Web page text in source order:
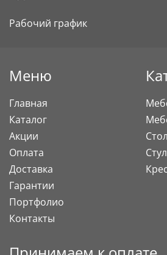
Рабочий график
Меню
Главная
Каталог
Акции
Оплата
Доставка
Гарантии
Портфолио
Контакты